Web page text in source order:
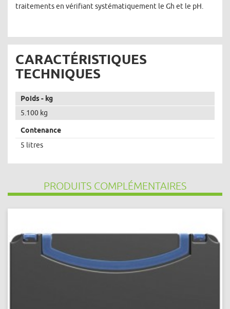
traitements en vérifiant systématiquement le Gh et le pH.
CARACTÉRISTIQUES
TECHNIQUES
Poids - kg
5.100 kg
Contenance
5 litres
PRODUITS COMPLÉMENTAIRES